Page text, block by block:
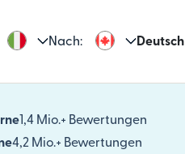
Nach: Deutsch
1,4 Mio.+ Bewertungen
4,2 Mio.+ Bewertungen